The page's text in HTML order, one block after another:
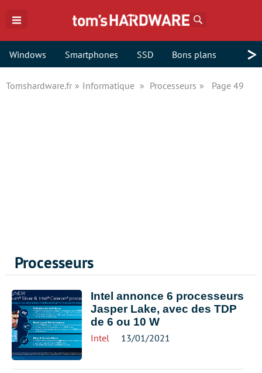
Windows Smartphones SSD Bons plans >
Tomshardware.fr Informatique Processeurs Page 49
Processeurs
Intel annonce 6 processeurs
Jasper Lake, avec des TDP
de 6 ou 10 W
Intel 13/01/2021